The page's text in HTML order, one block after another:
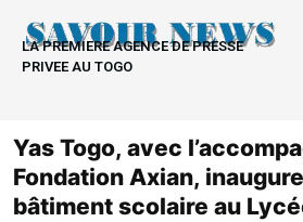
contenu
LA PREMIERE AGENCE DE PRESSE
PRIVEE AU TOGO
Yas Togo, avec
Fondation Axian,
bâtiment scolaire au